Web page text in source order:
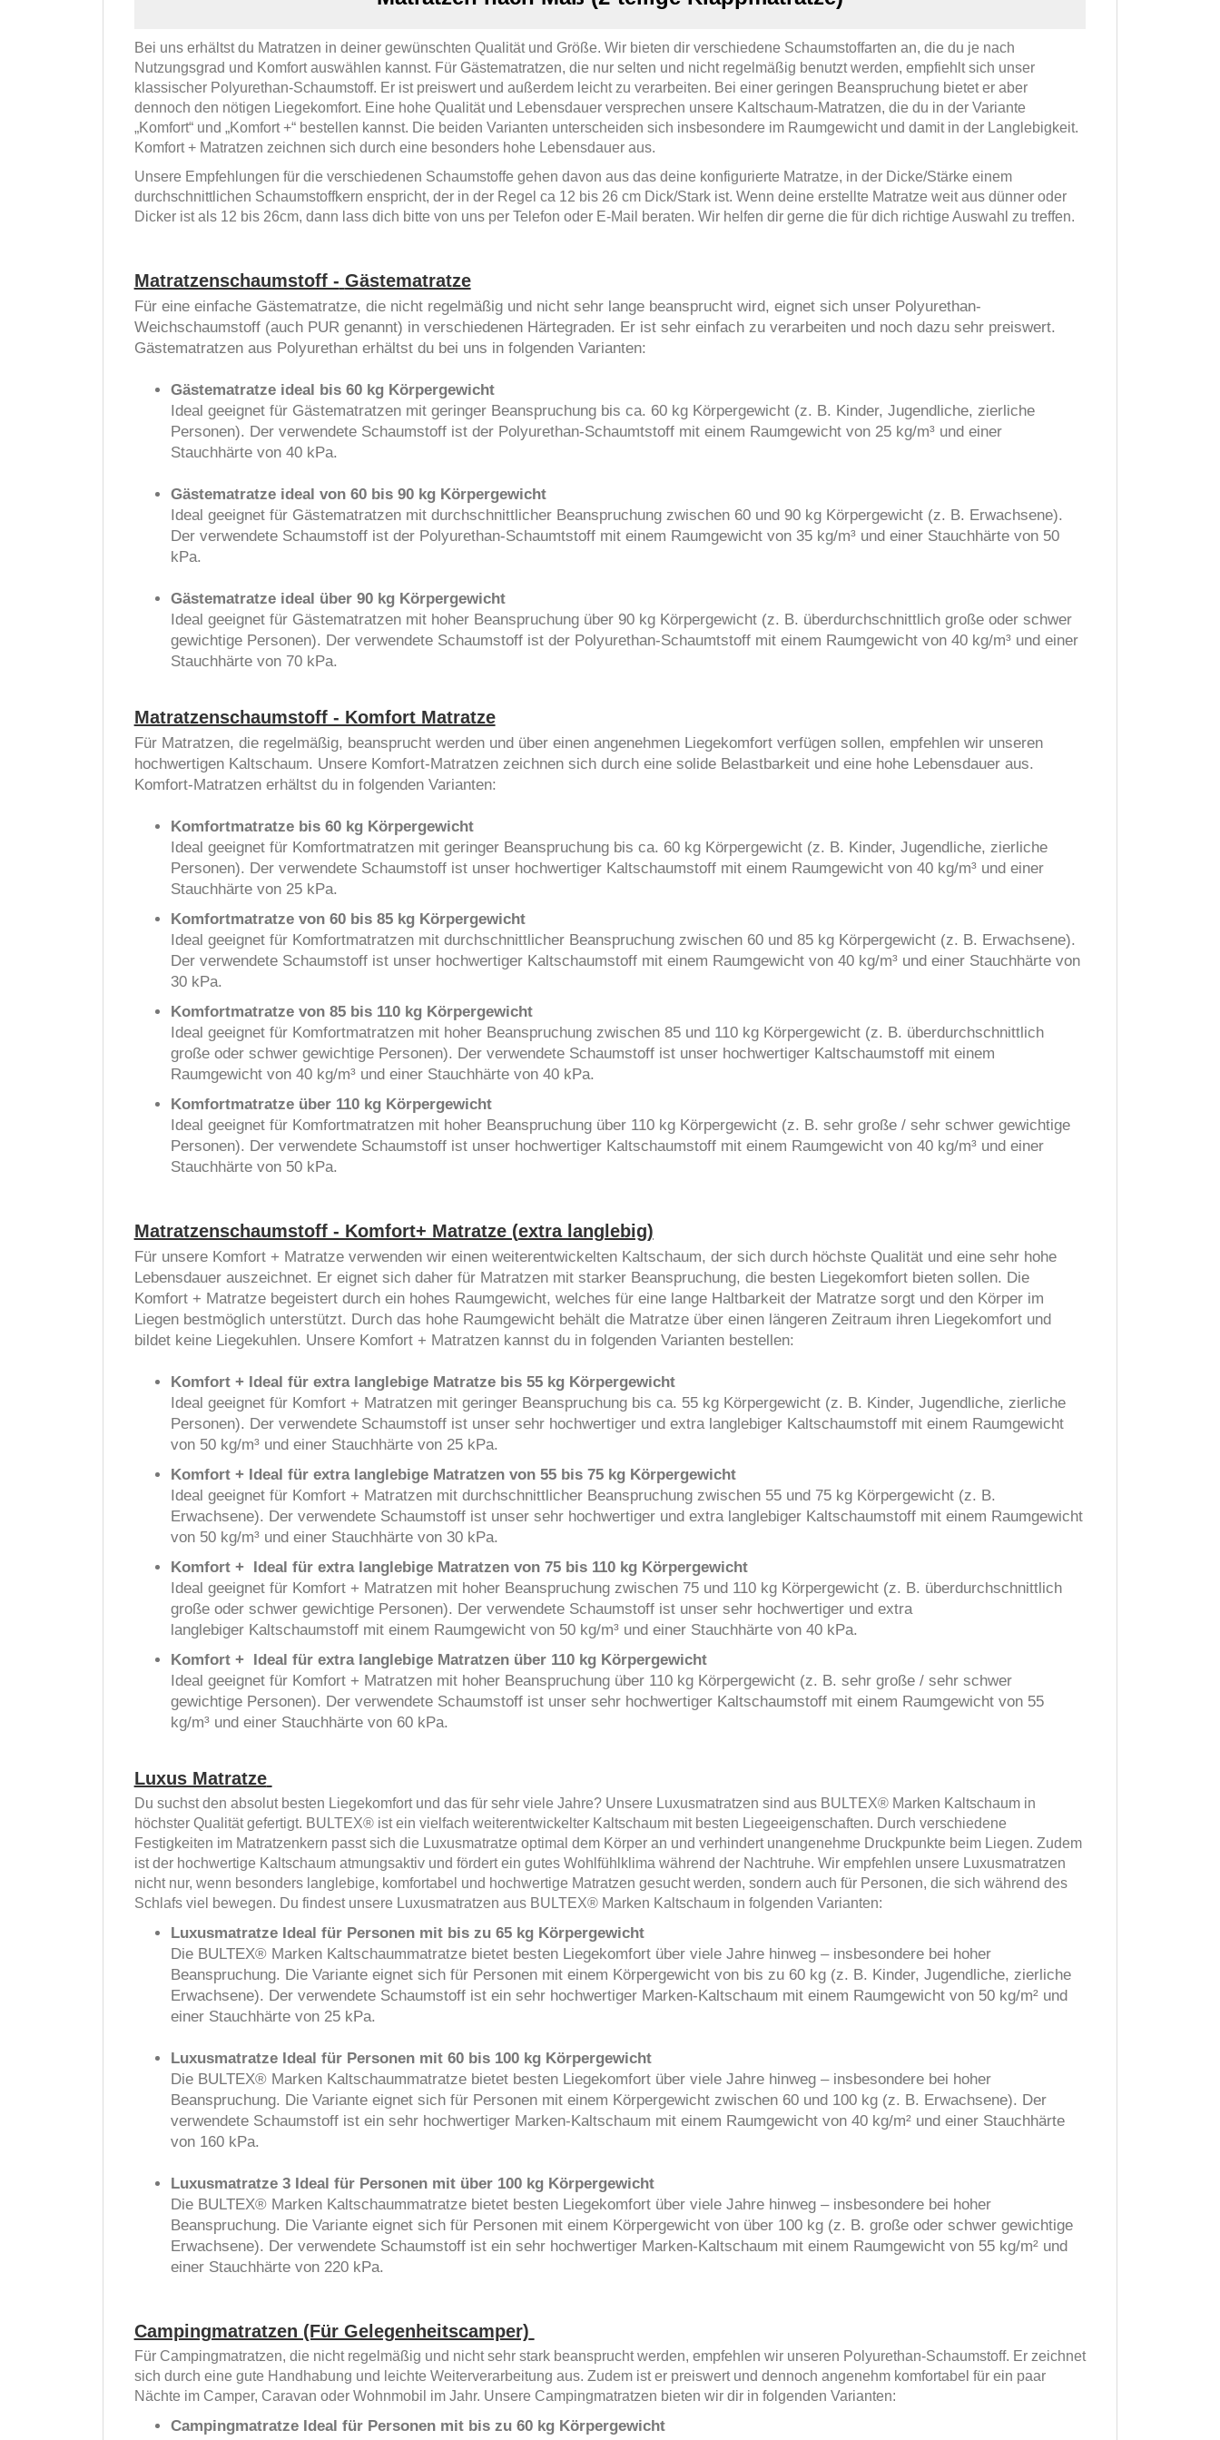
Bei uns erhältst du Matratzen in deiner gewünschten Qualität und Größe. Wir bieten dir verschiedene Schaumstoffarten an, die du je nach
Nutzungsgrad und Komfort auswählen kannst. Für Gästematratzen, die nur selten und nicht regelmäßig benutzt werden, empfiehlt sich unser
klassischer Polyurethan-Schaumstoff. Er ist preiswert und außerdem leicht zu verarbeiten. Bei einer geringen Beanspruchung bietet er aber
dennoch den nötigen Liegekomfort. Eine hohe Qualität und Lebensdauer versprechen unsere Kaltschaum-Matratzen, die du in der Variante
„Komfort“ und „Komfort +“ bestellen kannst. Die beiden Varianten unterscheiden sich insbesondere im Raumgewicht und damit in der Langlebigkeit.
Komfort + Matratzen zeichnen sich durch eine besonders hohe Lebensdauer aus.
Unsere Empfehlungen für die verschiedenen Schaumstoffe gehen davon aus das deine konfigurierte Matratze, in der Dicke/Stärke einem
durchschnittlichen Schaumstoffkern enspricht, der in der Regel ca 12 bis 26 cm Dick/Stark ist. Wenn deine erstellte Matratze weit aus dünner oder
Dicker ist als 12 bis 26cm, dann lass dich bitte von uns per Telefon oder E-Mail beraten. Wir helfen dir gerne die für dich richtige Auswahl zu treffen.
Matratzenschaumstoff - Gästematratze
Für eine einfache Gästematratze, die nicht regelmäßig und nicht sehr lange beansprucht wird, eignet sich unser Polyurethan-
Weichschaumstoff (auch PUR genannt) in verschiedenen Härtegraden. Er ist sehr einfach zu verarbeiten und noch dazu sehr preiswert.
Gästematratzen aus Polyurethan erhältst du bei uns in folgenden Varianten:
Gästematratze ideal bis 60 kg Körpergewicht
Ideal geeignet für Gästematratzen mit geringer Beanspruchung bis ca. 60 kg Körpergewicht (z. B. Kinder, Jugendliche, zierliche
Personen). Der verwendete Schaumstoff ist der Polyurethan-Schaumtstoff mit einem Raumgewicht von 25 kg/m³ und einer
Stauchhärte von 40 kPa.
Gästematratze ideal von 60 bis 90 kg Körpergewicht
Ideal geeignet für Gästematratzen mit durchschnittlicher Beanspruchung zwischen 60 und 90 kg Körpergewicht (z. B. Erwachsene).
Der verwendete Schaumstoff ist der Polyurethan-Schaumtstoff mit einem Raumgewicht von 35 kg/m³ und einer Stauchhärte von 50
kPa.
Gästematratze ideal über 90 kg Körpergewicht
Ideal geeignet für Gästematratzen mit hoher Beanspruchung über 90 kg Körpergewicht (z. B. überdurchschnittlich große oder schwer
gewichtige Personen). Der verwendete Schaumstoff ist der Polyurethan-Schaumtstoff mit einem Raumgewicht von 40 kg/m³ und einer
Stauchhärte von 70 kPa.
Matratzenschaumstoff - Komfort Matratze
Für Matratzen, die regelmäßig, beansprucht werden und über einen angenehmen Liegekomfort verfügen sollen, empfehlen wir unseren
hochwertigen Kaltschaum. Unsere Komfort-Matratzen zeichnen sich durch eine solide Belastbarkeit und eine hohe Lebensdauer aus.
Komfort-Matratzen erhältst du in folgenden Varianten:
Komfortmatratze bis 60 kg Körpergewicht
Ideal geeignet für Komfortmatratzen mit geringer Beanspruchung bis ca. 60 kg Körpergewicht (z. B. Kinder, Jugendliche, zierliche
Personen). Der verwendete Schaumstoff ist unser hochwertiger Kaltschaumstoff mit einem Raumgewicht von 40 kg/m³ und einer
Stauchhärte von 25 kPa.
Komfortmatratze von 60 bis 85 kg Körpergewicht
Ideal geeignet für Komfortmatratzen mit durchschnittlicher Beanspruchung zwischen 60 und 85 kg Körpergewicht (z. B. Erwachsene).
Der verwendete Schaumstoff ist unser hochwertiger Kaltschaumstoff mit einem Raumgewicht von 40 kg/m³ und einer Stauchhärte von
30 kPa.
Komfortmatratze von 85 bis 110 kg Körpergewicht
Ideal geeignet für Komfortmatratzen mit hoher Beanspruchung zwischen 85 und 110 kg Körpergewicht (z. B. überdurchschnittlich
große oder schwer gewichtige Personen). Der verwendete Schaumstoff ist unser hochwertiger Kaltschaumstoff mit einem
Raumgewicht von 40 kg/m³ und einer Stauchhärte von 40 kPa.
Komfortmatratze über 110 kg Körpergewicht
Ideal geeignet für Komfortmatratzen mit hoher Beanspruchung über 110 kg Körpergewicht (z. B. sehr große / sehr schwer gewichtige
Personen). Der verwendete Schaumstoff ist unser hochwertiger Kaltschaumstoff mit einem Raumgewicht von 40 kg/m³ und einer
Stauchhärte von 50 kPa.
Matratzenschaumstoff - Komfort+ Matratze (extra langlebig)
Für unsere Komfort + Matratze verwenden wir einen weiterentwickelten Kaltschaum, der sich durch höchste Qualität und eine sehr hohe
Lebensdauer auszeichnet. Er eignet sich daher für Matratzen mit starker Beanspruchung, die besten Liegekomfort bieten sollen. Die
Komfort + Matratze begeistert durch ein hohes Raumgewicht, welches für eine lange Haltbarkeit der Matratze sorgt und den Körper im
Liegen bestmöglich unterstützt. Durch das hohe Raumgewicht behält die Matratze über einen längeren Zeitraum ihren Liegekomfort und
bildet keine Liegekuhlen. Unsere Komfort + Matratzen kannst du in folgenden Varianten bestellen:
Komfort + Ideal für extra langlebige Matratze bis 55 kg Körpergewicht
Ideal geeignet für Komfort + Matratzen mit geringer Beanspruchung bis ca. 55 kg Körpergewicht (z. B. Kinder, Jugendliche, zierliche
Personen). Der verwendete Schaumstoff ist unser sehr hochwertiger und extra langlebiger Kaltschaumstoff mit einem Raumgewicht
von 50 kg/m³ und einer Stauchhärte von 25 kPa.
Komfort + Ideal für extra langlebige Matratzen von 55 bis 75 kg Körpergewicht
Ideal geeignet für Komfort + Matratzen mit durchschnittlicher Beanspruchung zwischen 55 und 75 kg Körpergewicht (z. B.
Erwachsene). Der verwendete Schaumstoff ist unser sehr hochwertiger und extra langlebiger Kaltschaumstoff mit einem Raumgewicht
von 50 kg/m³ und einer Stauchhärte von 30 kPa.
Komfort + Ideal für extra langlebige Matratzen von 75 bis 110 kg Körpergewicht
Ideal geeignet für Komfort + Matratzen mit hoher Beanspruchung zwischen 75 und 110 kg Körpergewicht (z. B. überdurchschnittlich
große oder schwer gewichtige Personen). Der verwendete Schaumstoff ist unser sehr hochwertiger und extra
langlebiger Kaltschaumstoff mit einem Raumgewicht von 50 kg/m³ und einer Stauchhärte von 40 kPa.
Komfort + Ideal für extra langlebige Matratzen über 110 kg Körpergewicht
Ideal geeignet für Komfort + Matratzen mit hoher Beanspruchung über 110 kg Körpergewicht (z. B. sehr große / sehr schwer
gewichtige Personen). Der verwendete Schaumstoff ist unser sehr hochwertiger Kaltschaumstoff mit einem Raumgewicht von 55
kg/m³ und einer Stauchhärte von 60 kPa.
Luxus Matratze
Du suchst den absolut besten Liegekomfort und das für sehr viele Jahre? Unsere Luxusmatratzen sind aus BULTEX® Marken Kaltschaum in
höchster Qualität gefertigt. BULTEX® ist ein vielfach weiterentwickelter Kaltschaum mit besten Liegeeigenschaften. Durch verschiedene
Festigkeiten im Matratzenkern passt sich die Luxusmatratze optimal dem Körper an und verhindert unangenehme Druckpunkte beim Liegen. Zudem
ist der hochwertige Kaltschaum atmungsaktiv und fördert ein gutes Wohlfühlklima während der Nachtruhe. Wir empfehlen unsere Luxusmatratzen
nicht nur, wenn besonders langlebige, komfortabel und hochwertige Matratzen gesucht werden, sondern auch für Personen, die sich während des
Schlafs viel bewegen. Du findest unsere Luxusmatratzen aus BULTEX® Marken Kaltschaum in folgenden Varianten:
Luxusmatratze Ideal für Personen mit bis zu 65 kg Körpergewicht
Die BULTEX® Marken Kaltschaummatratze bietet besten Liegekomfort über viele Jahre hinweg – insbesondere bei hoher
Beanspruchung. Die Variante eignet sich für Personen mit einem Körpergewicht von bis zu 60 kg (z. B. Kinder, Jugendliche, zierliche
Erwachsene). Der verwendete Schaumstoff ist ein sehr hochwertiger Marken-Kaltschaum mit einem Raumgewicht von 50 kg/m² und
einer Stauchhärte von 25 kPa.
Luxusmatratze Ideal für Personen mit 60 bis 100 kg Körpergewicht
Die BULTEX® Marken Kaltschaummatratze bietet besten Liegekomfort über viele Jahre hinweg – insbesondere bei hoher
Beanspruchung. Die Variante eignet sich für Personen mit einem Körpergewicht zwischen 60 und 100 kg (z. B. Erwachsene). Der
verwendete Schaumstoff ist ein sehr hochwertiger Marken-Kaltschaum mit einem Raumgewicht von 40 kg/m² und einer Stauchhärte
von 160 kPa.
Luxusmatratze 3 Ideal für Personen mit über 100 kg Körpergewicht
Die BULTEX® Marken Kaltschaummatratze bietet besten Liegekomfort über viele Jahre hinweg – insbesondere bei hoher
Beanspruchung. Die Variante eignet sich für Personen mit einem Körpergewicht von über 100 kg (z. B. große oder schwer gewichtige
Erwachsene). Der verwendete Schaumstoff ist ein sehr hochwertiger Marken-Kaltschaum mit einem Raumgewicht von 55 kg/m² und
einer Stauchhärte von 220 kPa.
Campingmatratzen (Für Gelegenheitscamper)
Für Campingmatratzen, die nicht regelmäßig und nicht sehr stark beansprucht werden, empfehlen wir unseren Polyurethan-Schaumstoff. Er zeichnet
sich durch eine gute Handhabung und leichte Weiterverarbeitung aus. Zudem ist er preiswert und dennoch angenehm komfortabel für ein paar
Nächte im Camper, Caravan oder Wohnmobil im Jahr. Unsere Campingmatratzen bieten wir dir in folgenden Varianten:
Campingmatratze Ideal für Personen mit bis zu 60 kg Körpergewicht